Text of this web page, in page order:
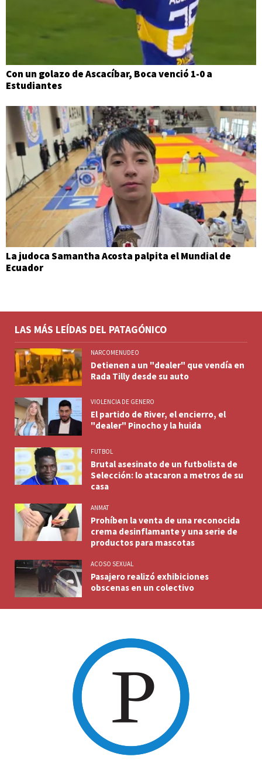
Con un golazo de Ascacíbar, Boca venció 1-0 a
Estudiantes
La judoca Samantha Acosta palpita el Mundial de
Ecuador
LAS MÁS LEÍDAS DEL PATAGÓNICO
NARCOMENUDEO
Detienen a un "dealer" que vendía en
Rada Tilly desde su auto
VIOLENCIA DE GENERO
El partido de River, el encierro, el
"dealer" Pinocho y la huida
FUTBOL
Brutal asesinato de un futbolista de
Selección: lo atacaron a metros de su
casa
ANMAT
Prohíben la venta de una reconocida
crema desinflamante y una serie de
productos para mascotas
ACOSO SEXUAL
Pasajero realizó exhibiciones
obscenas en un colectivo